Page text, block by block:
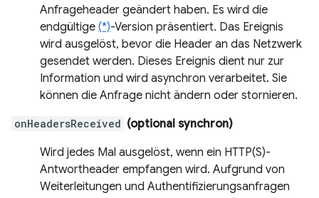
Anfrageheader geändert haben. Es wird die
endgültige (*)-Version präsentiert. Das Ereignis
wird ausgelöst, bevor die Header an das Netzwerk
gesendet werden. Dieses Ereignis dient nur zur
Information und wird asynchron verarbeitet. Sie
können die Anfrage nicht ändern oder stornieren.
onHeadersReceived (optional synchron)
Wird jedes Mal ausgelöst, wenn ein HTTP(S)-
Antwortheader empfangen wird. Aufgrund von
Weiterleitungen und Authentifizierungsanfragen